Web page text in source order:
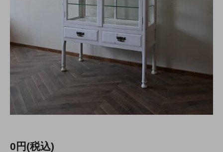
0円(税込)